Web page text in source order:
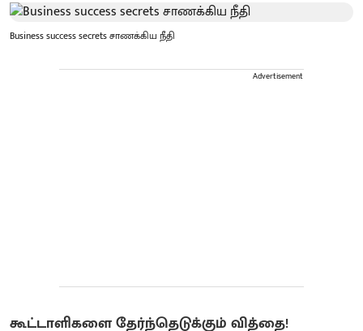
Business success secrets சாணக்கிய நீதி
Advertisement
கூட்டாளிகளை தேர்ந்தெடுக்கும் வித்தை!